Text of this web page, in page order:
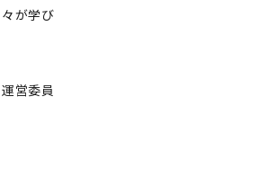
が学び
営委員